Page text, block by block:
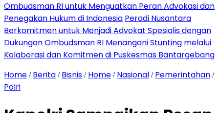
Ombudsman RI untuk Menguatkan Peran Advokasi dan
Penegakan Hukum di Indonesia Peradi Nusantara
Berkomitmen untuk Menjadi Advokat Spesialis dengan
Dukungan Ombudsman RI Menangani Stunting melalui
Kolaborasi dan Komitmen di Puskesmas Bantargebang
Home / Berita / Bisnis / Home / Nasional / Pemerintahan /
Polri